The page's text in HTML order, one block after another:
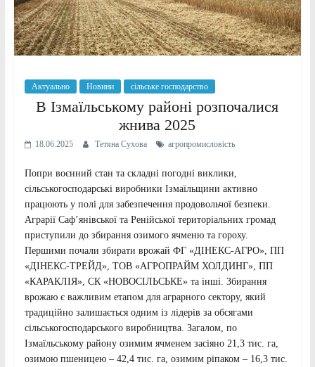
Актуально Новини сільське господарство
В Ізмаїльському районі розпочалися
жнива 2025
18.06.2025 Тетяна Сухова агропромисловість
Попри воєнний стан та складні погодні виклики,
сільськогосподарські виробники Ізмаїльщини активно
працюють у полі для забезпечення продовольчої безпеки.
Аграрії Саф’янівської та Ренійської територіальних громад
приступили до збирання озимого ячменю та гороху.
Першими почали збирати врожай ФГ «ДІНЕКС-АГРО», ПП
«ДІНЕКС-ТРЕЙД», ТОВ «АГРОПРАЙМ ХОЛДИНГ», ПП
«КАРАКЛІЯ», СК «НОВОСІЛЬСЬКЕ» та інші. Збирання
врожаю є важливим етапом для аграрного сектору, який
традиційно залишається одним із лідерів за обсягами
сільськогосподарського виробництва. Загалом, по
Ізмаїльському району озимим ячменем засіяно 21,3 тис. га,
озимою пшеницею – 42,4 тис. га, озимим ріпаком – 16,3 тис.